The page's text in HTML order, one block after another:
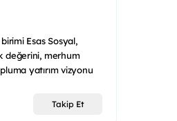
Esas Sosyal,
değerini, merhum
yatırım vizyonu
Takip Et